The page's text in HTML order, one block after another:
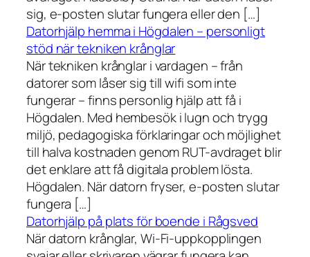
sig, e-posten slutar fungera eller den […]
Datorhjälp hemma i Högdalen – personligt
stöd när tekniken krånglar
När tekniken krånglar i vardagen – från
datorer som låser sig till wifi som inte
fungerar – finns personlig hjälp att få i
Högdalen. Med hembesök i lugn och trygg
miljö, pedagogiska förklaringar och möjlighet
till halva kostnaden genom RUT-avdraget blir
det enklare att få digitala problem lösta.
Högdalen. När datorn fryser, e-posten slutar
fungera […]
Datorhjälp på plats för boende i Rågsved
När datorn krånglar, Wi-Fi-uppkopplingen